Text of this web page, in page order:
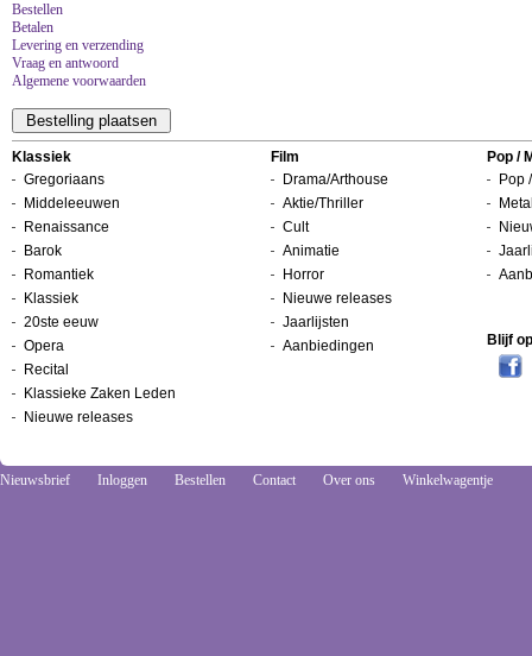
Bestellen
Betalen
Levering en verzending
Vraag en antwoord
Algemene voorwaarden
Klassiek
Gregoriaans
Middeleeuwen
Renaissance
Barok
Romantiek
Klassiek
20ste eeuw
Opera
Recital
Klassieke Zaken Leden
Nieuwe releases
Film
Drama/Arthouse
Aktie/Thriller
Cult
Animatie
Horror
Nieuwe releases
Jaarlijsten
Aanbiedingen
Pop /
Pop
Blijf
Nieuwsbrief Inloggen Bestellen Contact Over ons Winkelwagentje